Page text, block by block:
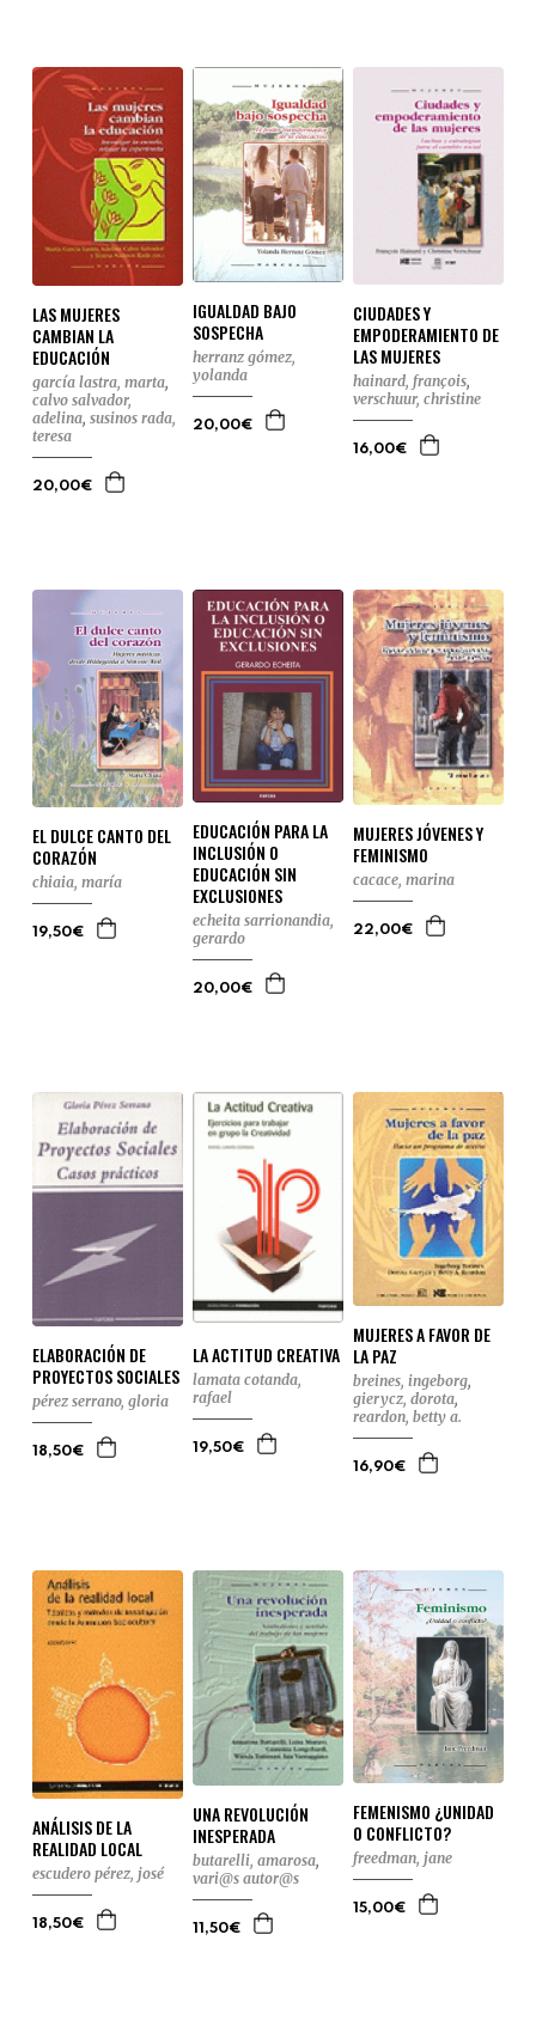
LAS MUJERES
CAMBIAN LA
EDUCACIÓN
garcía lastra, marta,
calvo salvador,
adelina, susinos rada,
teresa
20,00€
IGUALDAD BAJO
SOSPECHA
herranz gómez,
yolanda
20,00€
CIUDADES Y
EMPODERAMIENTO DE
LAS MUJERES
hainard, françois,
verschuur, christine
16,00€
EL DULCE CANTO DEL
CORAZÓN
chiaia, maría
19,50€
EDUCACIÓN PARA LA
INCLUSIÓN O
EDUCACIÓN SIN
EXCLUSIONES
echeita sarrionandia,
gerardo
20,00€
MUJERES JÓVENES Y
FEMINISMO
cacace, marina
22,00€
ELABORACIÓN DE
PROYECTOS SOCIALES
pérez serrano, gloria
18,50€
LA ACTITUD CREATIVA
lamata cotanda,
rafael
19,50€
MUJERES A FAVOR DE
LA PAZ
breines, ingeborg,
gierycz, dorota,
reardon, betty a.
16,90€
ANÁLISIS DE LA
REALIDAD LOCAL
escudero pérez, josé
18,50€
UNA REVOLUCIÓN
INESPERADA
butarelli, amarosa,
vari@s autor@s
11,50€
FEMENISMO ¿UNIDAD
O CONFLICTO?
freedman, jane
15,00€